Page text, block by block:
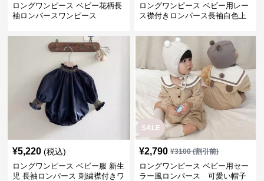
ロングワンピース ベビー花柄長
袖ロンパースワンピース
ロングワンピース ベビー用レー
ス襟付きロンパース長袖白色上
¥5,220 (税込)
ロングワンピース ベビー服 新生
児 長袖ロンパース 刺繍襟付きワ
SALE
¥2,790 ¥3100(割引前)
ロングワンピース ベビー用セー
ラー風ロンパース 可愛い帽子